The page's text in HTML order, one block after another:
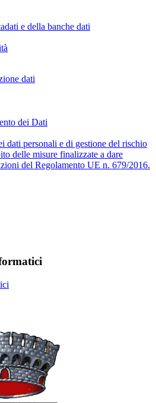
e della banche dati
dati
dei Dati
dati personali e di gestione del rischio
delle misure finalizzate a dare
del Regolamento UE n. 679/2016.